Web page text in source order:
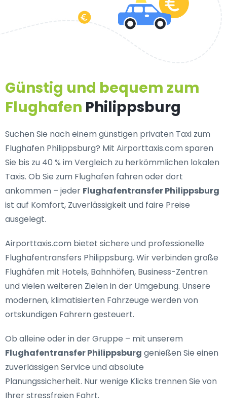
Günstig und bequem zum
Flughafen Philippsburg
Suchen Sie nach einemgünstigen privaten Taxi zum
Flughafen Philippsburg? Mit Airporttaxis.com sparen
Sie bis zu 40 % im Vergleich zu herkömmlichen lokalen
Taxis. Ob Sie zum Flughafen fahren oder dort
ankommen – jeder Flughafentransfer Philippsburg
ist auf Komfort, Zuverlässigkeit und faire Preise
ausgelegt.
Airporttaxis.com bietet sichere und professionelle
Flughafentransfers Philippsburg. Wir verbinden große
Flughäfen mit Hotels, Bahnhöfen, Business-Zentren
und vielen weiteren Zielen in der Umgebung. Unsere
modernen, klimatisierten Fahrzeuge werden von
ortskundigen Fahrern gesteuert.
Ob alleine oder in der Gruppe – mit unserem
Flughafentransfer Philippsburg genießen Sie einen
zuverlässigen Service und absolute
Planungssicherheit. Nur wenige Klicks trennen Sie von
Ihrer stressfreien Fahrt.